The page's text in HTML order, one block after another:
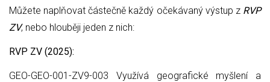
Můžete naplňovat částečně každý očekávaný výstup z RVP
ZV, nebo hlouběji jeden z nich:
RVP ZV (2025):
GEO-GEO-001-ZV9-003 Využívá geografické myšlení a